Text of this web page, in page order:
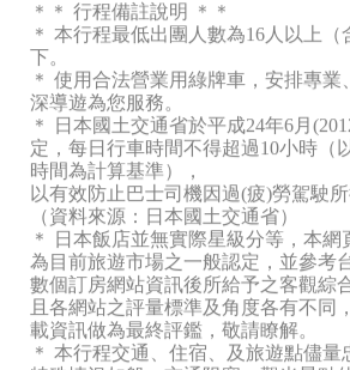
＊＊ 行程備註說明 ＊＊
＊ 本行程最低出團人數為16人以上（
下。
＊ 使用合法營業用綠牌車，安排專業
深導遊為您服務。
＊ 日本國土交通省於平成24年6月
定，每日行車時間不得超過10小時（
時間為計算基準），
以有效防止巴士司機因過(疲)勞駕駛所
（資料來源：日本國土交通省）
＊ 日本飯店並無實際星級分等，本網
為目前旅遊市場之一般認定，並參考
數個訂房網站資訊後所給予之客觀綜
且各網站之評量標準及角度各有不同
載資訊做為最終評鑑，敬請瞭解。
＊ 本行程交通、住宿、及旅遊點儘量